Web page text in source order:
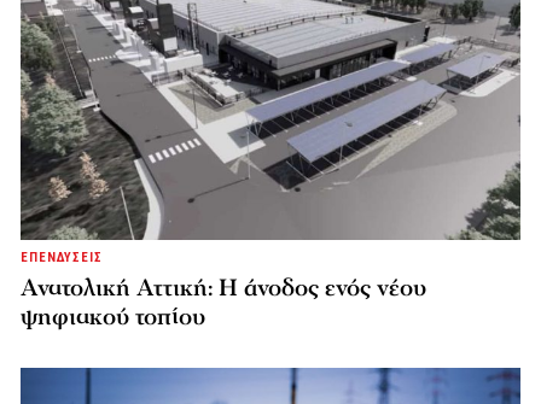
ΕΠΕΝΔΥΣΕΙΣ
Ανατολική Αττική: Η άνοδος ενός νέου
ψηφιακού τοπίου